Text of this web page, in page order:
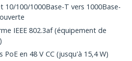
10/100/1000Base-T vers 1000Base-
IEEE 802.3af (équipement de
en 48 V CC (jusqu'à 15,4 W)